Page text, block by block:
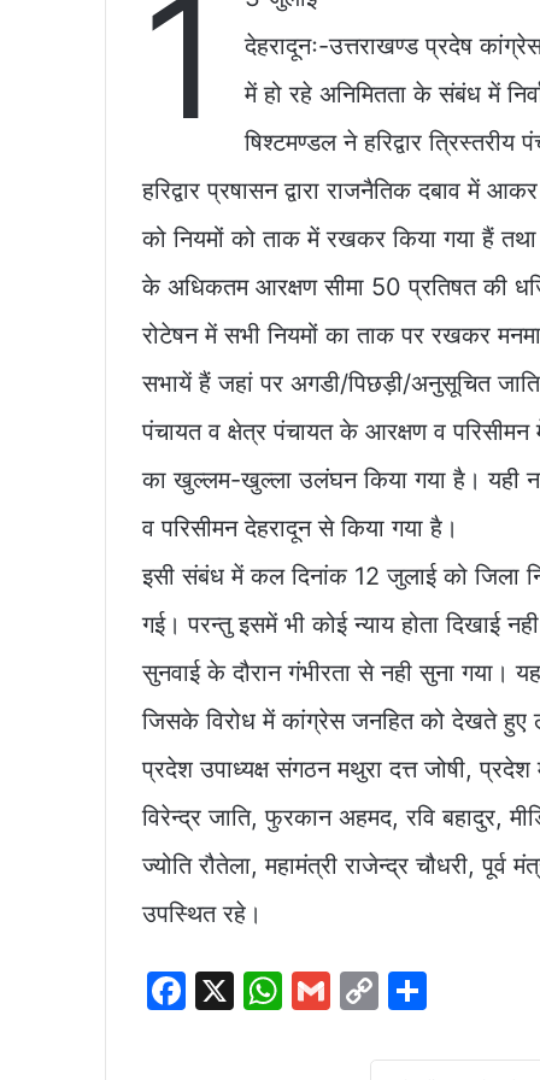
o
k
s
A
p
l
y
Li
n
k
e
1
देहरादूनः-उत्तराखण्ड प्रदेष
में हो रहे अनिमितता के संबंध में
षिश्टमण्डल ने हरिद्वार
हरिद्वार प्रषासन द्वारा राजनैतिक दबाव में
को नियमों को ताक में रखकर किया गया हैं
के अधिकतम आरक्षण सीमा 50 प्रतिषत की
रोटेषन में सभी नियमों का ताक पर रखकर
सभायें हैं जहां पर अगडी/पिछड़ी/अनुसूचित
पंचायत व क्षेत्र पंचायत के आरक्षण व
का खुल्लम-खुल्ला उलंघन किया गया है। यही
व परिसीमन देहरादून से किया गया है।
इसी संबंध में कल दिनांक 12 जुलाई को जिला
गई। परन्तु इसमें भी कोई न्याय होता दिखाई
सुनवाई के दौरान गंभीरता से नही सुना गया।
जिसके विरोध में कांग्रेस जनहित को देखते हुए
प्रदेश उपाध्यक्ष संगठन मथुरा दत्त जोषी,
विरेन्द्र जाति, फुरकान अहमद, रवि बहादुर,
ज्योति रौतेला, महामंत्री राजेन्द्र चौधरी,
उपस्थित रहे।
F
X
W G
C
p ar